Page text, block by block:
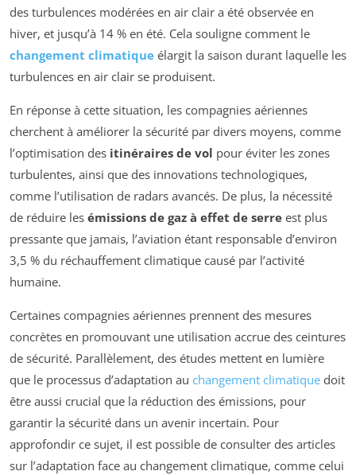
des turbulences modérées en air clair a été observée en
hiver, et jusqu’à 14 % en été. Cela souligne comment le
changement climatique élargit la saison durant laquelle les
turbulences en air clair se produisent.
En réponse à cette situation, les compagnies aériennes
cherchent à améliorer la sécurité par divers moyens, comme
l’optimisation des itinéraires de vol pour éviter les zones
turbulentes, ainsi que des innovations technologiques,
comme l’utilisation de radars avancés. De plus, la nécessité
de réduire les émissions de gaz à effet de serre est plus
pressante que jamais, l’aviation étant responsable d’environ
3,5 % du réchauffement climatique causé par l’activité
humaine.
Certaines compagnies aériennes prennent des mesures
concrètes en promouvant une utilisation accrue des ceintures
de sécurité. Parallèlement, des études mettent en lumière
que le processus d’adaptation au changement climatique doit
être aussi crucial que la réduction des émissions, pour
garantir la sécurité dans un avenir incertain. Pour
approfondir ce sujet, il est possible de consulter des articles
sur l’adaptation face au changement climatique, comme celui